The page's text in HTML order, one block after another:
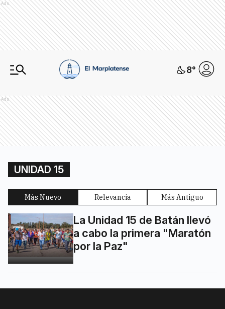
Ads
8°
Ads
UNIDAD 15
Más Nuevo Relevancia Más Antiguo
La Unidad 15 de Batán llevó
a cabo la primera "Maratón
por la Paz"